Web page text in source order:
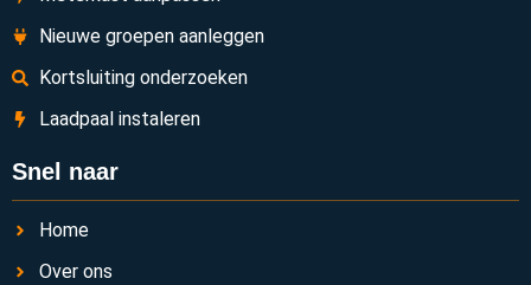
Nieuwe groepen aanleggen
Kortsluiting onderzoeken
Laadpaal instaleren
Snel naar
Home
Over ons